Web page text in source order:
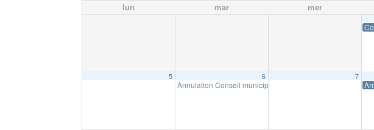
lun mar mer
5 6
Annulation Conseil municipal
7